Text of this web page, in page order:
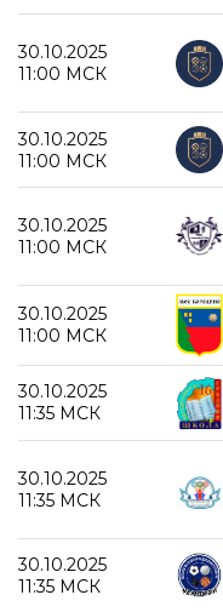
30.10.2025
11:00 МСК
30.10.2025
11:00 МСК
30.10.2025
11:00 МСК
30.10.2025
11:00 МСК
30.10.2025
11:35 МСК
30.10.2025
11:35 МСК
30.10.2025
11:35 МСК